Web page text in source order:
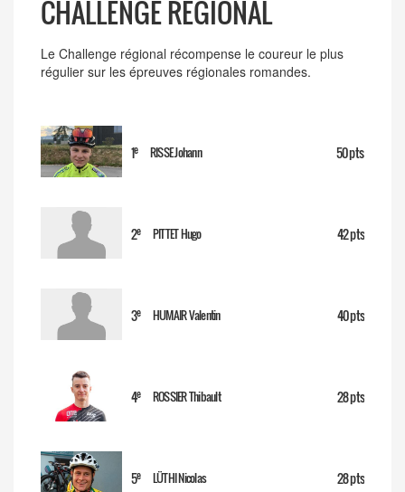
CHALLENGE RÉGIONAL
Le Challenge régional récompense le coureur le plus
régulier sur les épreuves régionales romandes.
1e RISSE Johann 50 pts
2e PITTET Hugo 42 pts
3e HUMAIR Valentin 40 pts
4e ROSSIER Thibault 28 pts
5e LÜTHI Nicolas 28 pts